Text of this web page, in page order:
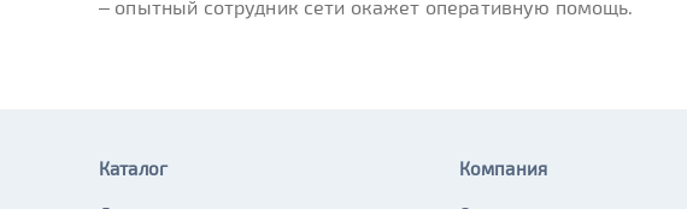
– опытный сотрудник сети окажет оперативную помощь.
Каталог Компания